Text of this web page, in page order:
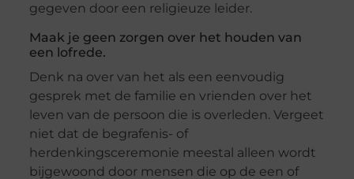
gegeven door een religieuze leider.
Maak je geen zorgen over het houden van
een lofrede.
Denk na over van het als een eenvoudig
gesprek met de familie en vrienden over het
leven van de persoon die is overleden. Vergeet
niet dat de begrafenis- of
herdenkingsceremonie meestal alleen wordt
bijgewoond door mensen die op de een of